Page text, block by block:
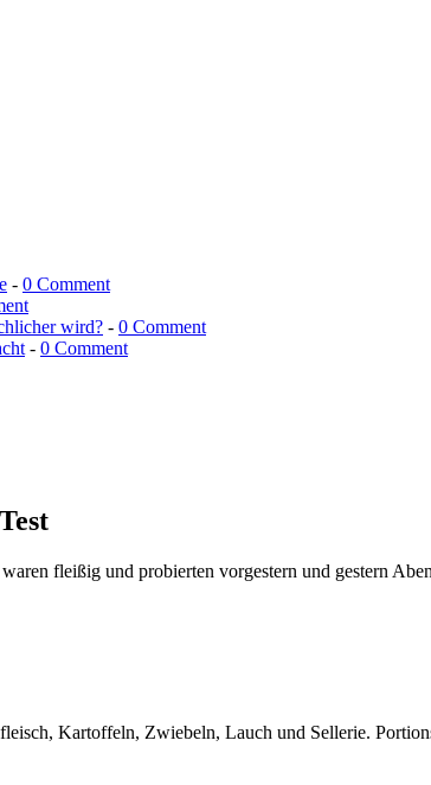
- 0 Comment
wird? - 0 Comment
- 0 Comment
fleißig und probierten vorgestern und gestern
Kartoffeln, Zwiebeln, Lauch und Sellerie.